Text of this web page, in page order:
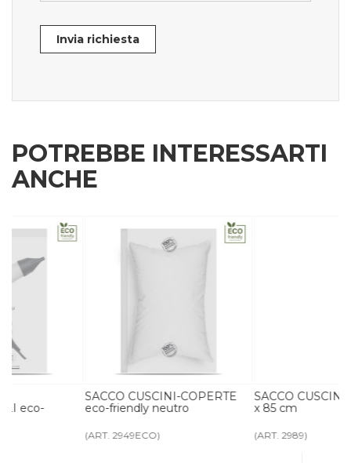
Invia richiesta
POTREBBE INTERESSARTI
ANCHE
SACCO CUSCINI-COPERTE
eco-friendly neutro
(ART. 2949ECO)
SACCO CUSCINI-COPERTE 65
x 85 cm